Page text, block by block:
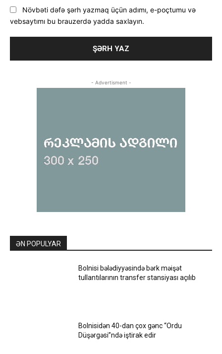
Növbəti dəfə şərh yazmaq üçün adımı, e-poçtumu və
vebsaytımı bu brauzerdə yadda saxlayın.
- Advertisment -
ƏN POPULYAR
Bolnisi bələdiyyəsində bərk məişət
tullantılarının transfer stansiyası açılıb
Bolnisidən 40-dan çox gənc “Ordu
Düşərgəsi”ndə iştirak edir